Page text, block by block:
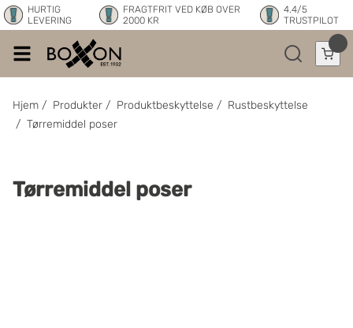
HURTIG
LEVERING
FRAGTFRIT VED KØB OVER
2000 KR
4.4/5
TRUSTPILOT
Hjem / Produkter / Produktbeskyttelse / Rustbeskyttelse
/ Tørremiddel poser
Tørremiddel poser